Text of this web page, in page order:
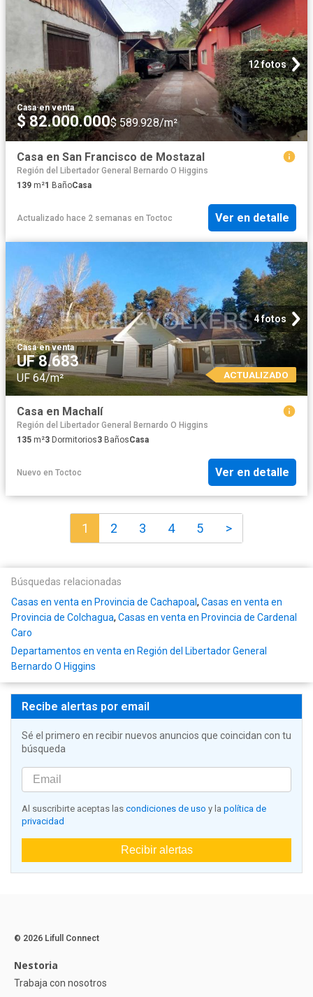
12 fotos
Casa·en venta
$ 82.000.000$ 589.928/m²
Casa en San Francisco de Mostazal
Región del Libertador General Bernardo O Higgins
139 m²1 BañoCasa
Actualizado hace 2 semanas en Toctoc Ver en detalle
4 fotos
Casa·en venta
UF 8.683
UF 64/m² ACTUALIZADO
Casa en Machalí
Región del Libertador General Bernardo O Higgins
135 m²3 Dormitorios3 BañosCasa
Nuevo en Toctoc Ver en detalle
1 2 3 4 5 >
Búsquedas relacionadas
Casas en venta en Provincia de Cachapoal, Casas en venta en
Provincia de Colchagua, Casas en venta en Provincia de Cardenal
Caro
Departamentos en venta en Región del Libertador General
Bernardo O Higgins
Recibe alertas por email
Sé el primero en recibir nuevos anuncios que coincidan con tu
búsqueda
Al suscribirte aceptas las condiciones de uso y la política de
privacidad
Recibir alertas
© 2026 Lifull Connect
Nestoria
Trabaja con nosotros